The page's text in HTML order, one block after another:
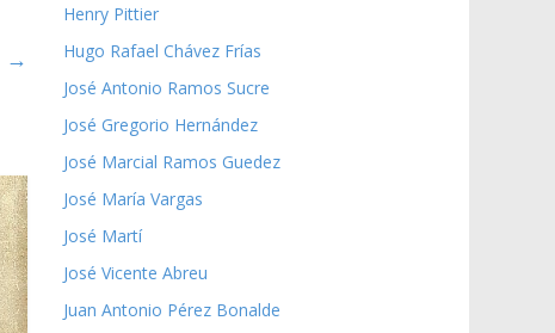
→
Henry Pittier
Hugo Rafael Chávez Frías
José Antonio Ramos Sucre
José Gregorio Hernández
José Marcial Ramos Guedez
José María Vargas
José Martí
José Vicente Abreu
Juan Antonio Pérez Bonalde